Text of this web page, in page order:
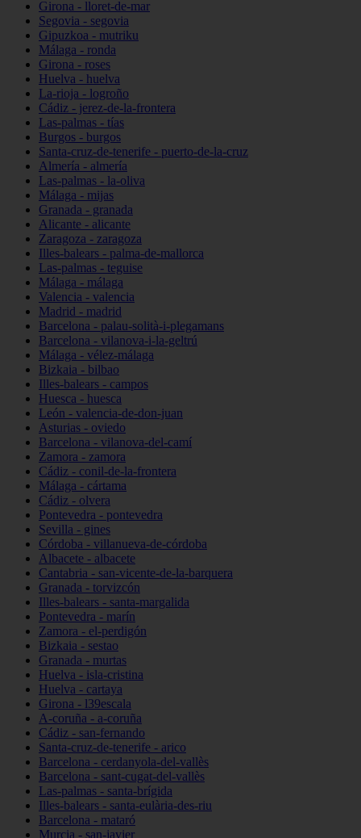
Girona - lloret-de-mar
Segovia - segovia
Gipuzkoa - mutriku
Málaga - ronda
Girona - roses
Huelva - huelva
La-rioja - logroño
Cádiz - jerez-de-la-frontera
Las-palmas - tías
Burgos - burgos
Santa-cruz-de-tenerife - puerto-de-la-cruz
Almería - almería
Las-palmas - la-oliva
Málaga - mijas
Granada - granada
Alicante - alicante
Zaragoza - zaragoza
Illes-balears - palma-de-mallorca
Las-palmas - teguise
Málaga - málaga
Valencia - valencia
Madrid - madrid
Barcelona - palau-solità-i-plegamans
Barcelona - vilanova-i-la-geltrú
Málaga - vélez-málaga
Bizkaia - bilbao
Illes-balears - campos
Huesca - huesca
León - valencia-de-don-juan
Asturias - oviedo
Barcelona - vilanova-del-camí
Zamora - zamora
Cádiz - conil-de-la-frontera
Málaga - cártama
Cádiz - olvera
Pontevedra - pontevedra
Sevilla - gines
Córdoba - villanueva-de-córdoba
Albacete - albacete
Cantabria - san-vicente-de-la-barquera
Granada - torvizcón
Illes-balears - santa-margalida
Pontevedra - marín
Zamora - el-perdigón
Bizkaia - sestao
Granada - murtas
Huelva - isla-cristina
Huelva - cartaya
Girona - l39escala
A-coruña - a-coruña
Cádiz - san-fernando
Santa-cruz-de-tenerife - arico
Barcelona - cerdanyola-del-vallès
Barcelona - sant-cugat-del-vallès
Las-palmas - santa-brígida
Illes-balears - santa-eulària-des-riu
Barcelona - mataró
Murcia - san-javier